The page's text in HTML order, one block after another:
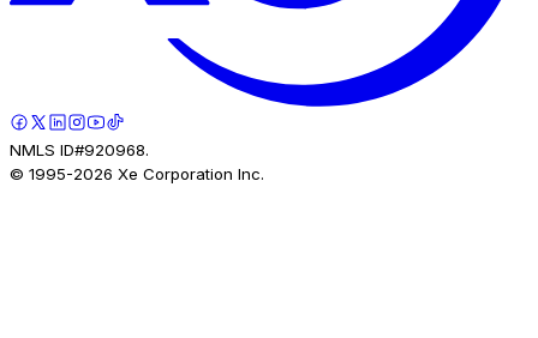
NMLS ID#920968.
© 1995-2026 Xe Corporation Inc.